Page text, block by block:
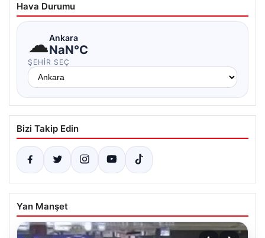
Hava Durumu
☁Ankara
NaN°C
ŞEHIR SEÇ
Bizi Takip Edin
Yan Manşet